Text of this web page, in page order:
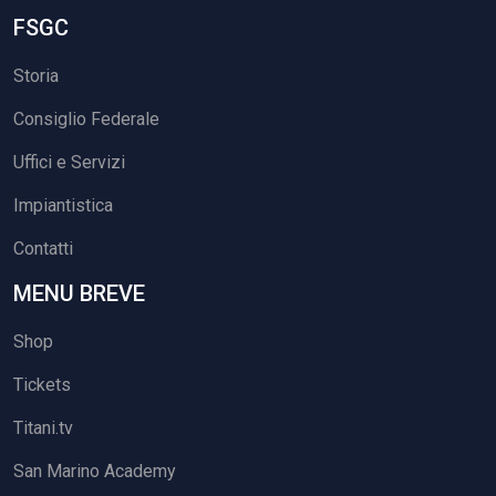
FSGC
Storia
Consiglio Federale
Uffici e Servizi
Impiantistica
Contatti
MENU BREVE
Shop
Tickets
Titani.tv
San Marino Academy